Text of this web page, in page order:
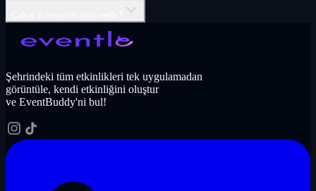
Şehrindeki tüm etkinlikleri tek uygulamadan
görüntüle, kendi etkinliğini oluştur
ve EventBuddy'ni bul!